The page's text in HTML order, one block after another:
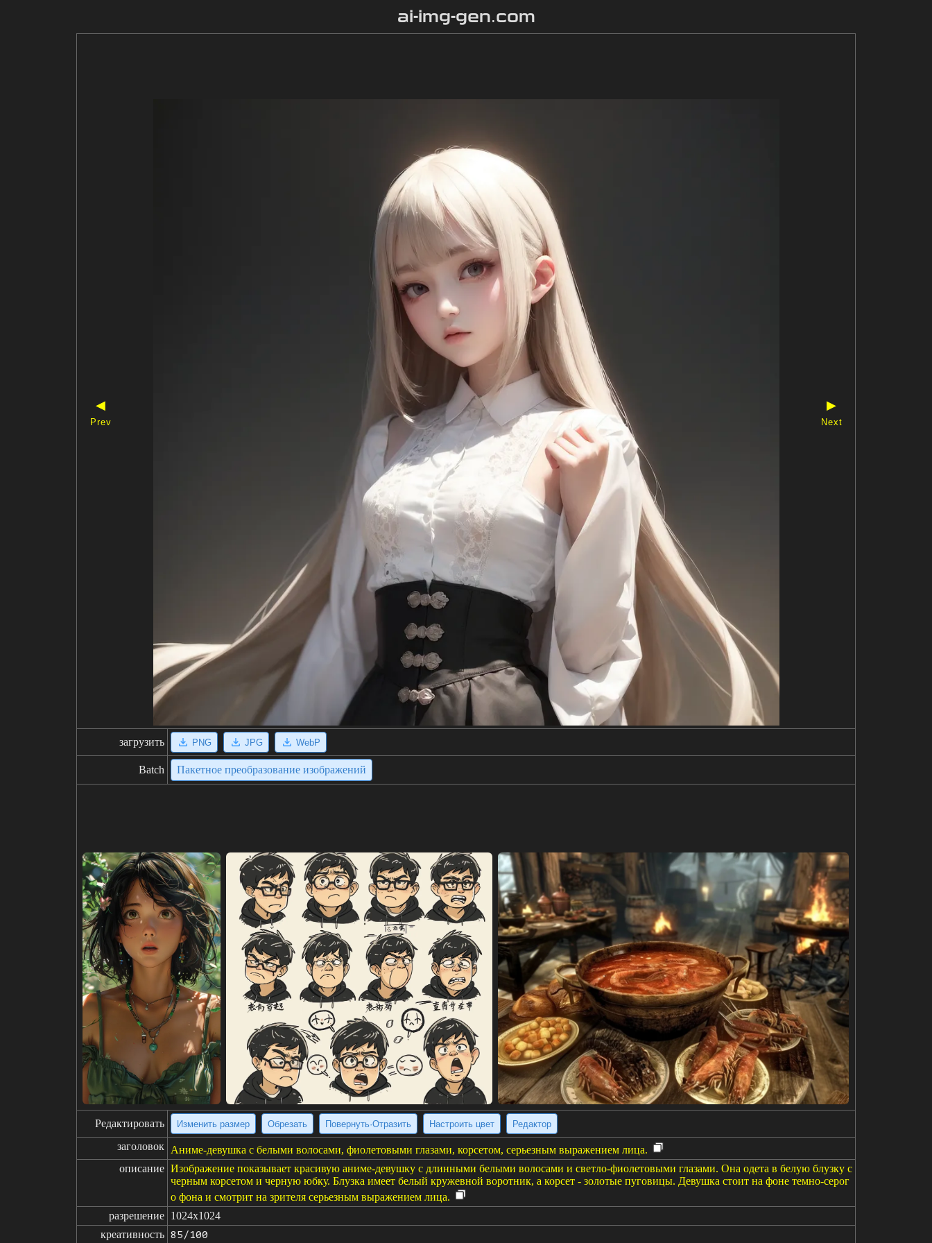
ai-img-gen.com
◀
Prev
▶
Next
загрузить PNG JPG WebP
Batch Пакетное преобразование изображений
Редактировать Изменить размер Обрезать Повернуть·Отразить Настроить цвет Редактор
заголовок Аниме-девушка с белыми волосами, фиолетовыми глазами, корсетом, серьезным выражением лица.
описание Изображение показывает красивую аниме-девушку с длинными белыми волосами и светло-фиолетовыми глазами. Она одета в белую блузку с
черным корсетом и черную юбку. Блузка имеет белый кружевной воротник, а корсет - золотые пуговицы. Девушка стоит на фоне темно-серог
о фона и смотрит на зрителя серьезным выражением лица.
разрешение 1024x1024
креативность 85/100